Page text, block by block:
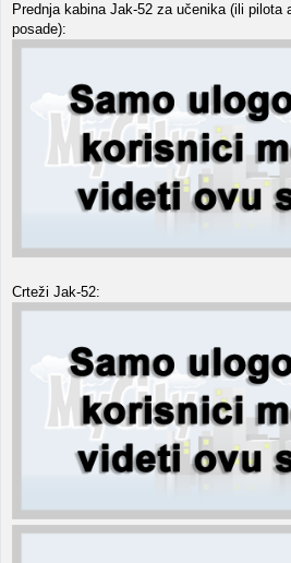
Prednja kabina Jak-52 za učenika (ili pilota
posade):
Crteži Jak-52: